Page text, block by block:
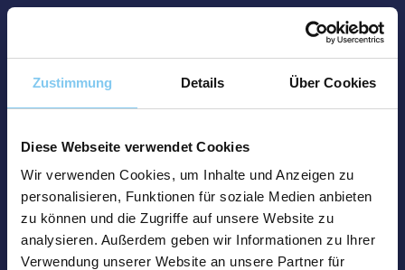
Zustimmung Details Über Cookies
Diese Webseite verwendet Cookies
Wir verwenden Cookies, um Inhalte und Anzeigen zu
personalisieren, Funktionen für soziale Medien anbieten
zu können und die Zugriffe auf unsere Website zu
analysieren. Außerdem geben wir Informationen zu Ihrer
Verwendung unserer Website an unsere Partner für